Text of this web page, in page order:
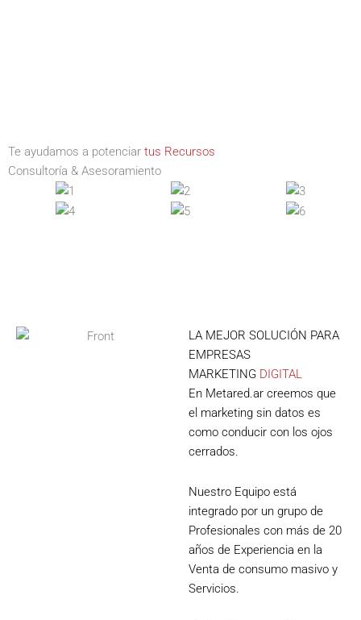
Te ayudamos a potenciar tus Recursos
Consultoría & Asesoramiento
LA MEJOR SOLUCIÓN PARA
EMPRESAS
MARKETING DIGITAL
En Metared.ar creemos que
el marketing sin datos es
como conducir con los ojos
cerrados.
Nuestro Equipo está
integrado por un grupo de
Profesionales con más de 20
años de Experiencia en la
Venta de consumo masivo y
Servicios.